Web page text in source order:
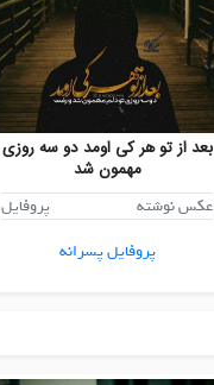
بعد از تو هر کی اومد دو سه روزی
مهمون شد
عکس نوشته
پروفایل
پروفایل پسرانه